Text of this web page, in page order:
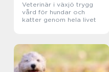
Veterinär i växjö trygg
vård för hundar och
katter genom hela livet